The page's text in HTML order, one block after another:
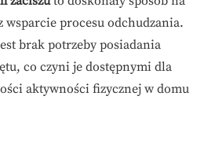
procesu odchudzania.
brak potrzeby posiadania
co czyni je dostępnymi dla
aktywności fizycznej w domu